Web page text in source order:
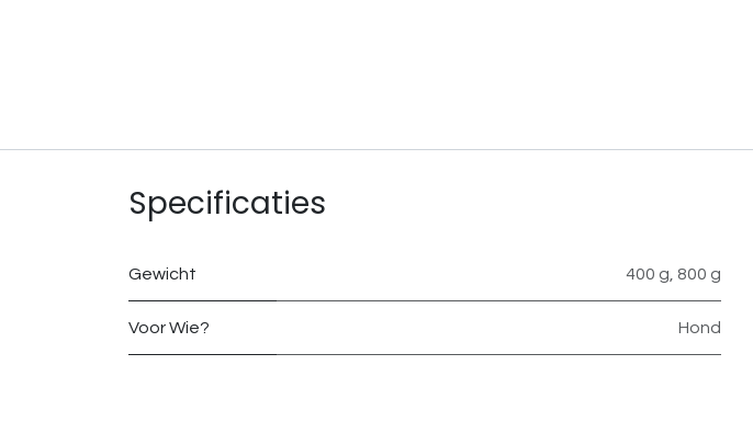
Specificaties
Gewicht 400 g, 800 g
Voor Wie? Hond